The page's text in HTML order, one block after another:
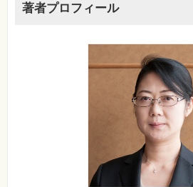
著者プロフィール